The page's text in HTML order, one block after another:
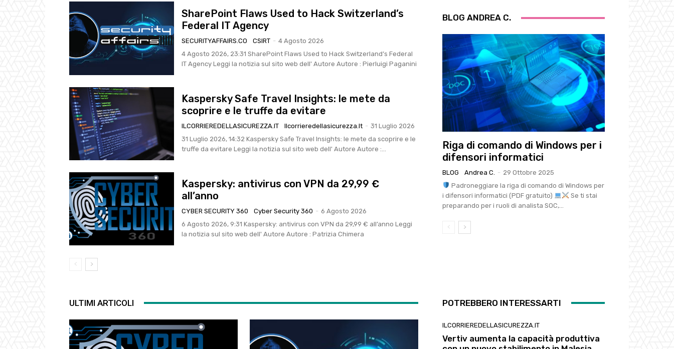
SharePoint Flaws Used to Hack Switzerland’s
Federal IT Agency
SECURITYAFFAIRS.CO CSIRT - 4 Agosto 2026
4 Agosto 2026, 23:31 SharePoint Flaws Used to Hack Switzerland’s Federal
IT Agency Leggi la notizia sul sito web dell' Autore Autore : Pierluigi Paganini
Kaspersky Safe Travel Insights: le mete da
scoprire e le truffe da evitare
ILCORRIEREDELLASICUREZZA.IT Ilcorrieredellasicurezza.it - 31 Luglio 2026
31 Luglio 2026, 14:32 Kaspersky Safe Travel Insights: le mete da scoprire e le
truffe da evitare Leggi la notizia sul sito web dell' Autore Autore :...
Kaspersky: antivirus con VPN da 29,99 €
all’anno
CYBER SECURITY 360 Cyber Security 360 - 6 Agosto 2026
6 Agosto 2026, 9:31 Kaspersky: antivirus con VPN da 29,99 € all’anno Leggi
la notizia sul sito web dell' Autore Autore : Patrizia Chimera
BLOG ANDREA C.
Riga di comando di Windows per i
difensori informatici
BLOG Andrea C. - 29 Ottobre 2025
Padroneggiare la riga di comando di Windows per
i difensori informatici (PDF gratuito)
preparando per i ruoli di analista SOC,...
ULTIMI ARTICOLI POTREBBERO INTERESSARTI
ILCORRIEREDELLASICUREZZA.IT
Vertiv aumenta la capacità produttiva